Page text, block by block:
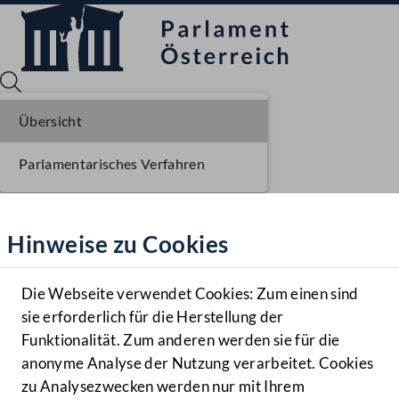
Hilfe
Benutzer
Navigationsmenü öffnen
MENÜ
Hinweise zu Cookies
Die Webseite verwendet Cookies: Zum einen sind
sie erforderlich für die Herstellung der
Funktionalität. Zum anderen werden sie für die
anonyme Analyse der Nutzung verarbeitet. Cookies
zu Analysezwecken werden nur mit Ihrem
Übersicht
Parlamentarisches Verfahren